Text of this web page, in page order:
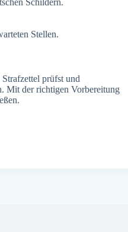
Schildern.
Stellen.
prüfst und
Mit der richtigen Vorbereitung